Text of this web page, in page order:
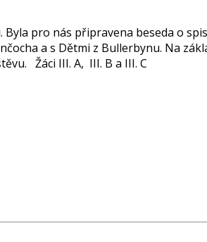
pro nás připravena beseda o
a s Dětmi z Bullerbynu. Na
Žáci III. A, III. B a III. C